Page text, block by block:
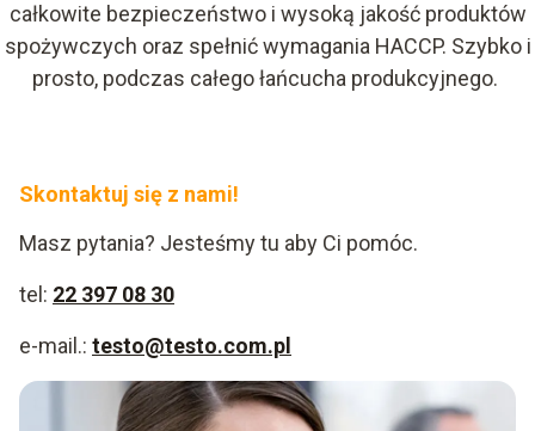
całkowite bezpieczeństwo i wysoką jakość produktów
spożywczych oraz spełnić wymagania HACCP. Szybko i
prosto, podczas całego łańcucha produkcyjnego.
Skontaktuj się z nami!
Masz pytania? Jesteśmy tu aby Ci pomóc.
tel: 22 397 08 30
e-mail.: testo@testo.com.pl